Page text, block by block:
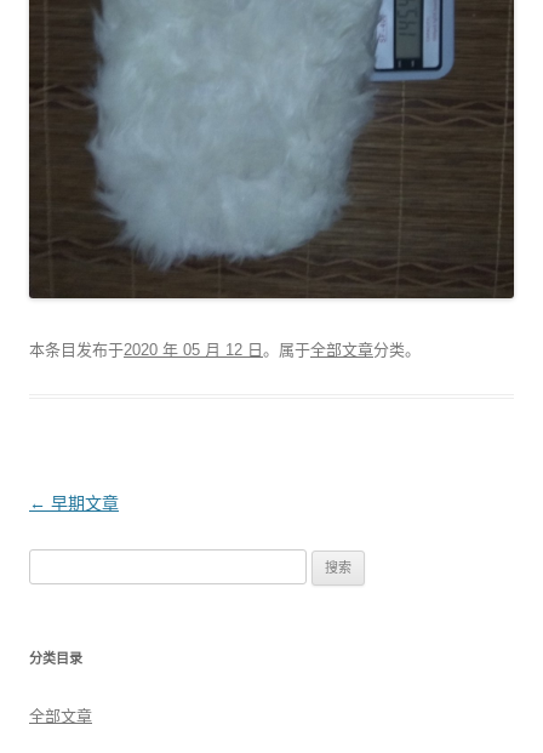
本条目发布于2020 年 05 月 12 日。属于全部文章分类。
文
← 早期文章
分类目录
全部文章